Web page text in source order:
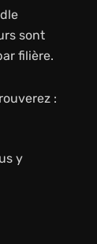
sont
filière.
:
y